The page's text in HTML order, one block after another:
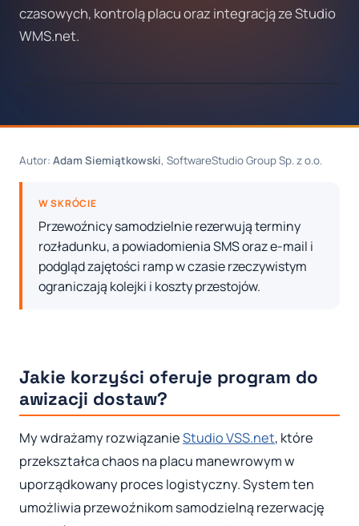
czasowych, kontrolą placu oraz integracją ze Studio
WMS.net.
Autor: Adam Siemiątkowski, SoftwareStudio Group Sp. z o.o.
W SKRÓCIE
Przewoźnicy samodzielnie rezerwują terminy
rozładunku, a powiadomienia SMS oraz e-mail i
podgląd zajętości ramp w czasie rzeczywistym
ograniczają kolejki i koszty przestojów.
Jakie korzyści oferuje program do
awizacji dostaw?
My wdrażamy rozwiązanieStudio VSS.net, które
przekształca chaos na placu manewrowym w
uporządkowany proces logistyczny. System ten
umożliwia przewoźnikom samodzielną rezerwację